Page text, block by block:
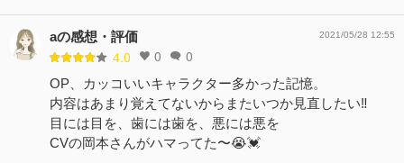
aの感想・評価
4.0 0 0
2021/05/28 12:55
OP、カッコいいキャラクター多かった記憶。
内容はあまり覚えてないからまたいつか見直したい‼︎
目には目を、歯には歯を、悪には悪を
CVの岡本さんがハマってた〜😭💓